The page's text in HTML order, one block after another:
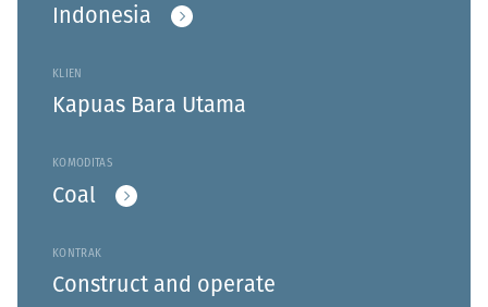
Indonesia
KLIEN
Kapuas Bara Utama
KOMODITAS
Coal
KONTRAK
Construct and operate